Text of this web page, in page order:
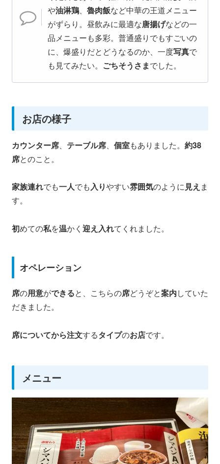
や油淋鶏 魯肉飯など中華の王道メニュー
がずらり。昼飲みに最適な唐揚げなどの一
品メニューも多彩。普通盛りでもすごいの
に、爆盛りだとどうなるのか、一度写真で
も見てみたい。 ごちそうさまでした。
お店の様子
カウンター席 テーブル席 個室もありました。 約38
席とのこと。
家族連れでも一人でも入りやすい雰囲気のように見え ま
す。
初めての私を温かく 迎え入れてくれました。
オペレーション
席の用意ができると、こちらの席どうぞと案内していた
だきました。
席についてから注文するタイプのお店です。
メニュー